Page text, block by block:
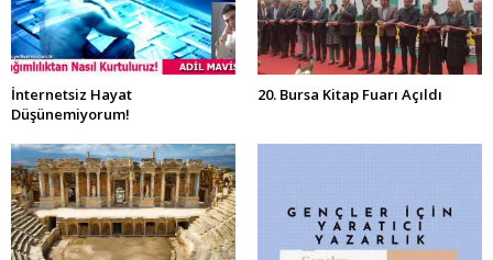
İnternetsiz Hayat
Düşünemiyorum!
20. Bursa Kitap Fuarı Açıldı